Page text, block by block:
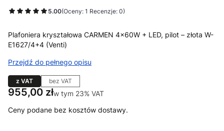
5.00(Oceny: 1 Recenzje: 0)
Plafoniera kryształowa CARMEN 4x60W + LED, pilot – złota W-
E1627/4+4 (Venti)
Przejdź do pełnego opisu
z VAT bez VAT
Cena
955,00 złw tym 23% VAT
w tym 23% VAT
Ceny podane bez kosztów dostawy.